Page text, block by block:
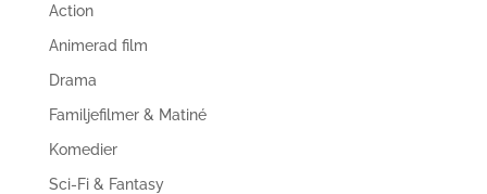
Action
Animerad film
Drama
Familjefilmer & Matiné
Komedier
Sci-Fi & Fantasy